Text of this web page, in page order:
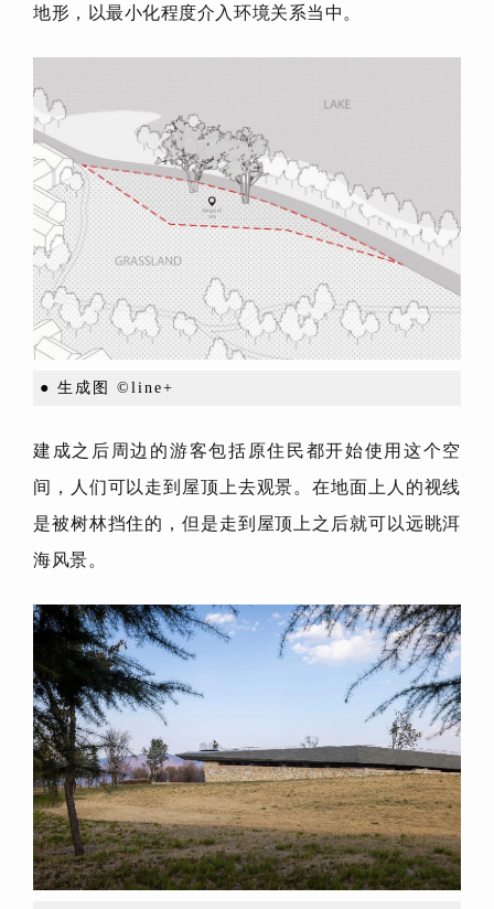
地形，以最小化程度介入环境关系当中。
● 生成图 ©line+
建成之后周边的游客包括原住民都开始使用这个空
间，人们可以走到屋顶上去观景。在地面上人的视线
是被树林挡住的，但是走到屋顶上之后就可以远眺洱
海风景。